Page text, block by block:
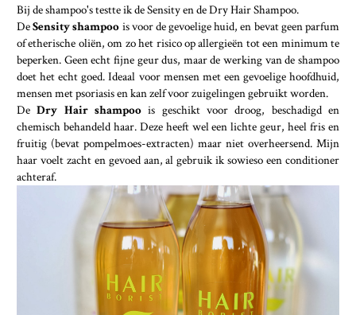
Bij de shampoo's testte ik de Sensity en de Dry Hair Shampoo.
DeSensity shampoo is voor de gevoelige huid, en bevat geen parfum
of etherische oliën, om zo het risico op allergieën tot een minimum te
beperken. Geen echt fijne geur dus, maar de werking van de shampoo
doet het echt goed. Ideaal voor mensen met een gevoelige hoofdhuid,
mensen met psoriasis en kan zelf voor zuigelingen gebruikt worden.
De Dry Hair shampoo is geschikt voor droog, beschadigd en
chemisch behandeld haar. Deze heeft wel een lichte geur, heel fris en
fruitig (bevat pompelmoes-extracten) maar niet overheersend. Mijn
haar voelt zacht en gevoed aan, al gebruik ik sowieso een conditioner
achteraf.